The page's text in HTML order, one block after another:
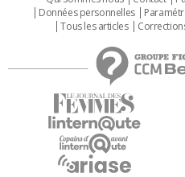
Données personnelles
Tous les articles